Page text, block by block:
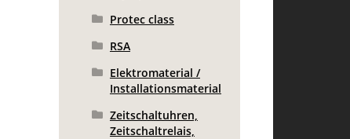
Protec class
RSA
Elektromaterial /
Installationsmaterial
Zeitschaltuhren,
Zeitschaltrelais,